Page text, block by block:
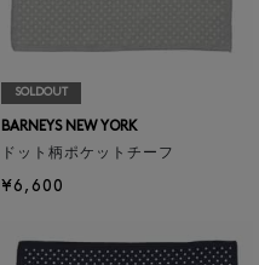
SOLDOUT
BARNEYS NEW YORK
ドット柄ポケットチーフ
¥6,600